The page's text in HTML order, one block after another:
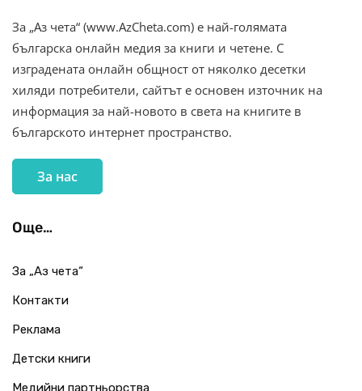
За „Аз чета“ (www.AzCheta.com) е най-голямата
българска онлайн медия за книги и четене. С
изградената онлайн общност от няколко десетки
хиляди потребители, сайтът е основен източник на
информация за най-новото в света на книгите в
българското интернет пространство.
За нас
Още…
За „Аз чета“
Контакти
Реклама
Детски книги
Медийни партньорства